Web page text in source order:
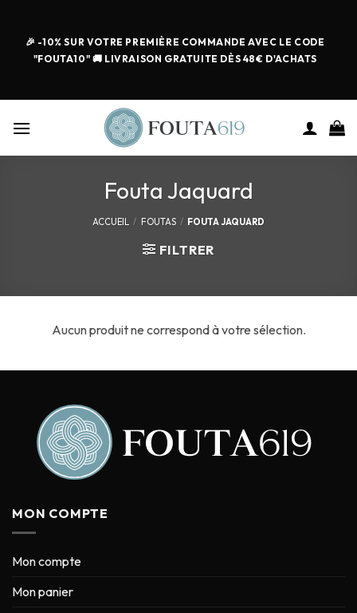
🎉 -10% SUR VOTRE PREMIÈRE COMMANDE AVEC LE CODE
"FOUTA10" 🚚 LIVRAISON GRATUITE DÈS 48€ D'ACHATS
Fouta Jaquard
ACCUEIL / FOUTAS / FOUTA JAQUARD
FILTRER
Aucun produit ne correspond à votre sélection.
MON COMPTE
Mon compte
Mon panier